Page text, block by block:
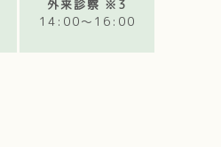
外来診察 ※3
14:00～16:00